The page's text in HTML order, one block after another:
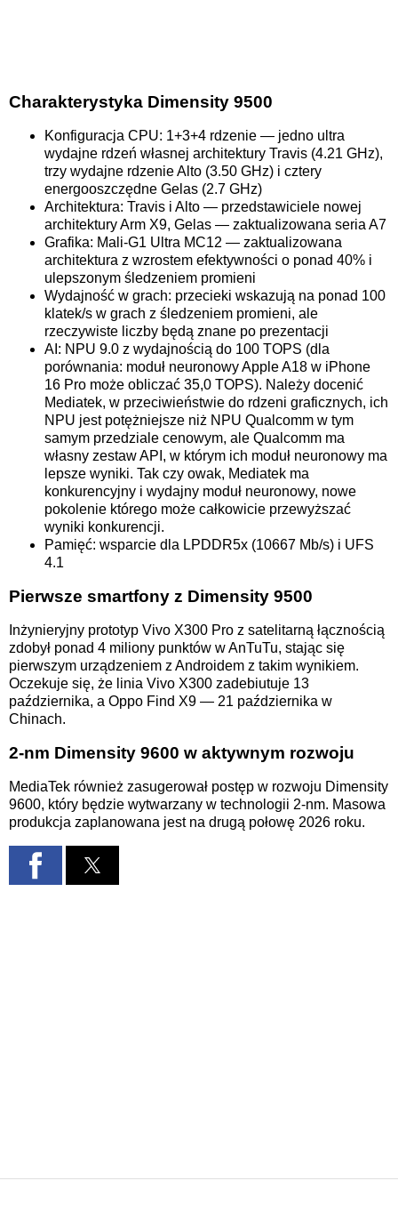
Charakterystyka Dimensity 9500
Konfiguracja CPU: 1+3+4 rdzenie — jedno ultra
wydajne rdzeń własnej architektury Travis (4.21 GHz),
trzy wydajne rdzenie Alto (3.50 GHz) i cztery
energooszczędne Gelas (2.7 GHz)
Architektura: Travis i Alto — przedstawiciele nowej
architektury Arm X9, Gelas — zaktualizowana seria A7
Grafika: Mali-G1 Ultra MC12 — zaktualizowana
architektura z wzrostem efektywności o ponad 40% i
ulepszonym śledzeniem promieni
Wydajność w grach: przecieki wskazują na ponad 100
klatek/s w grach z śledzeniem promieni, ale
rzeczywiste liczby będą znane po prezentacji
AI: NPU 9.0 z wydajnością do 100 TOPS (dla
porównania: moduł neuronowy Apple A18 w iPhone
16 Pro może obliczać 35,0 TOPS). Należy docenić
Mediatek, w przeciwieństwie do rdzeni graficznych, ich
NPU jest potężniejsze niż NPU Qualcomm w tym
samym przedziale cenowym, ale Qualcomm ma
własny zestaw API, w którym ich moduł neuronowy ma
lepsze wyniki. Tak czy owak, Mediatek ma
konkurencyjny i wydajny moduł neuronowy, nowe
pokolenie którego może całkowicie przewyższać
wyniki konkurencji.
Pamięć: wsparcie dla LPDDR5x (10667 Mb/s) i UFS
4.1
Pierwsze smartfony z Dimensity 9500
Inżynieryjny prototyp Vivo X300 Pro z satelitarną łącznością
zdobył ponad 4 miliony punktów w AnTuTu, stając się
pierwszym urządzeniem z Androidem z takim wynikiem.
Oczekuje się, że linia Vivo X300 zadebiutuje 13
października, a Oppo Find X9 — 21 października w
Chinach.
2-nm Dimensity 9600 w aktywnym rozwoju
MediaTek również zasugerował postęp w rozwoju Dimensity
9600, który będzie wytwarzany w technologii 2-nm. Masowa
produkcja zaplanowana jest na drugą połowę 2026 roku.